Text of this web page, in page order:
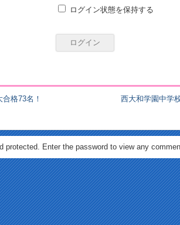
ログイン状態を保持する
格73名！ 西大和学園中学
protected. Enter the password to view any